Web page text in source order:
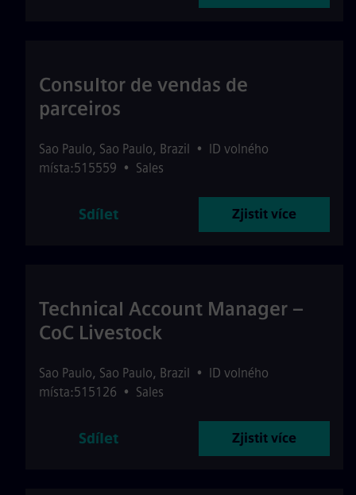
Consultor de vendas de
parceiros
Sao Paulo, Sao Paulo, Brazil • ID volného
místa:515559 • Sales
Sdílet Zjistit více
Technical Account Manager –
CoC Livestock
Sao Paulo, Sao Paulo, Brazil • ID volného
místa:515126 • Sales
Sdílet Zjistit více